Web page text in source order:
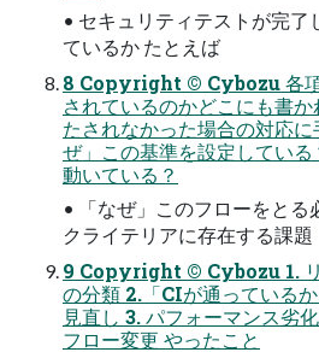
• セキュリティテストが完了
ているか たとえば
8 Copyright © Cybozu 各項
されているのかどこにも書
たされなかった場合の対応に
ぜ」この基準を設定してい
動いている？
• 「なぜ」このフローをとる
クライテリアに存在する課題
9 Copyright © Cybozu 1.
の分類 2.「CIが通っている
見直し 3. パフォーマンス劣
フロー変更 やったこと